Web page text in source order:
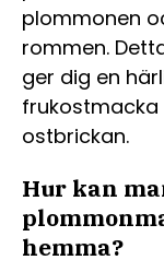
plommonen
rommen.
ger dig en
frukostmacka
ostbrickan.
Hur kan
hemma?